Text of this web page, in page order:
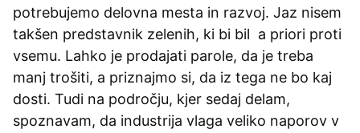
potrebujemo delovna mesta in razvoj. Jaz nisem
takšen predstavnik zelenih, ki bi bil a priori proti
vsemu. Lahko je prodajati parole, da je treba
manj trošiti, a priznajmo si, da iz tega ne bo kaj
dosti. Tudi na področju, kjer sedaj delam,
spoznavam, da industrija vlaga veliko naporov v